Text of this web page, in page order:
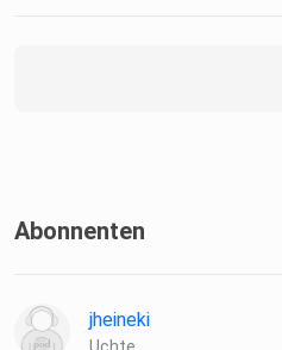
Abonnenten
jheineki